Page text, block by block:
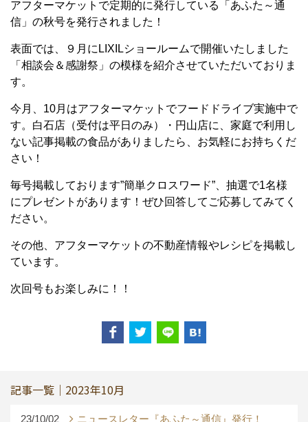
アフターマケットで定期的に発行している「あふた～通
信」の秋号を発行されました！
表面では、９月にLIXILショールームで開催いたしました
「相談会＆感謝祭」の模様を紹介させていただいておりま
す。
今月、10月はアフターマケットでフードドライブ実施中で
す。白石店（受付は平日のみ）・円山店に、家庭で利用し
ない記事掲載の食品がありましたら、お気軽にお持ちくだ
さい！
毎号掲載しております”簡単クロスワード”、抽選で1名様
にプレゼントがあります！ぜひ回答してご応募してみてく
ださい。
その他、アフターマケットの不動産情報やレシピを掲載し
ています。
次回号もお楽しみに！！
記事一覧｜2023年10月
23/10/02 ニュースレター『あふた～通信』発行！